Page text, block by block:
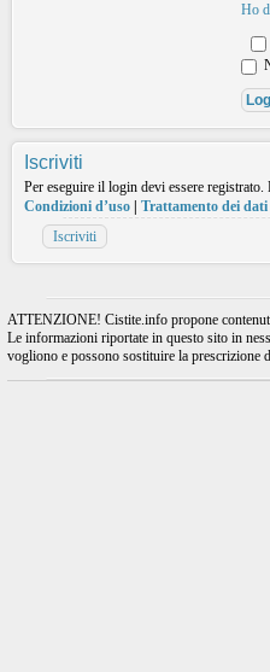
Ho
Iscriviti
Per eseguire il login devi essere
Condizioni d’uso
Trattamento dei
Iscriviti
ATTENZIONE! Cistite.info propone
Le informazioni riportate in questo sito in
vogliono e possono sostituire la prescrizione